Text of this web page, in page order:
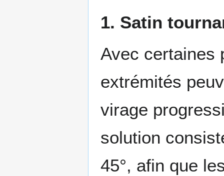
1. Satin
Avec certaines
extrémités
virage
solution
45°, afin que